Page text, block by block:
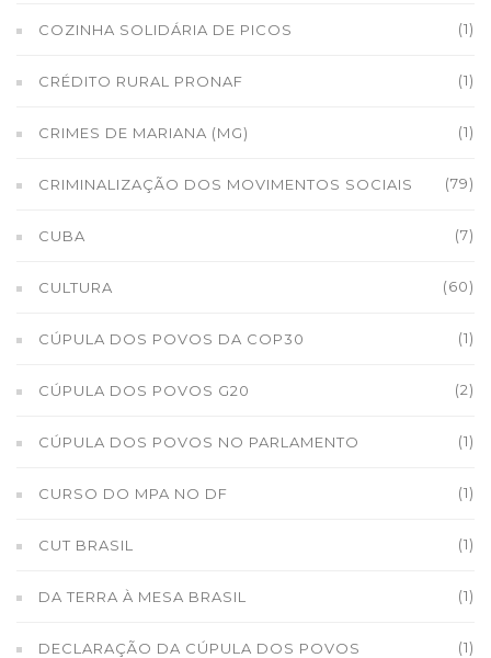
COZINHA SOLIDÁRIA DE PICOS (1)
CRÉDITO RURAL PRONAF (1)
CRIMES DE MARIANA (MG) (1)
CRIMINALIZAÇÃO DOS MOVIMENTOS SOCIAIS (79)
CUBA (7)
CULTURA (60)
CÚPULA DOS POVOS DA COP30 (1)
CÚPULA DOS POVOS G20 (2)
CÚPULA DOS POVOS NO PARLAMENTO (1)
CURSO DO MPA NO DF (1)
CUT BRASIL (1)
DA TERRA À MESA BRASIL (1)
DECLARAÇÃO DA CÚPULA DOS POVOS (1)